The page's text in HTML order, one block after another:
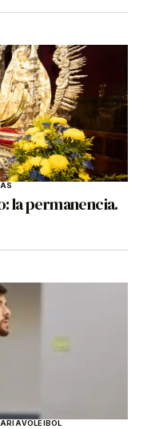
la permanencia.
VOLEIBOL